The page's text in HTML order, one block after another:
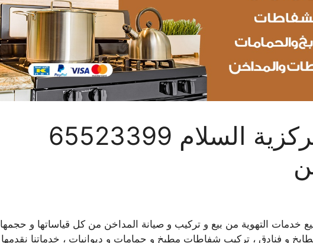
فني تهوية مركزية السلام 65523399
خدمات التهوية من بيع و تركيب و صيانة المداخن من كل قياساتها و حجمها
و فنادق ، تركيب شفاطات مطبخ و حمامات و ديوانيات ، خدماتنا نقدمها